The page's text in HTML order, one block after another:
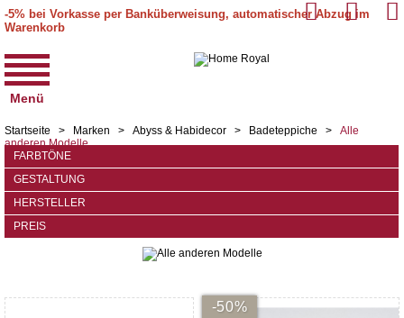
-5% bei Vorkasse per Banküberweisung, automatischer Abzug im
Warenkorb
Menü
Startseite > Marken > Abyss & Habidecor > Badeteppiche >
Alle
anderen Modelle
FARBTÖNE
GESTALTUNG
HERSTELLER
PREIS
-50%